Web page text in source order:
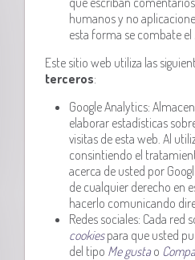
humanos y no
esta forma se combate el
Este sitio web utiliza las
terceros:
Google Analytics:
elaborar estadísticas
visitas de esta web. Al
consintiendo el
acerca de usted por
de cualquier derecho en
hacerlo comunicando
Redes sociales: Cada red
cookiespara que usted
del tipo Me gustao